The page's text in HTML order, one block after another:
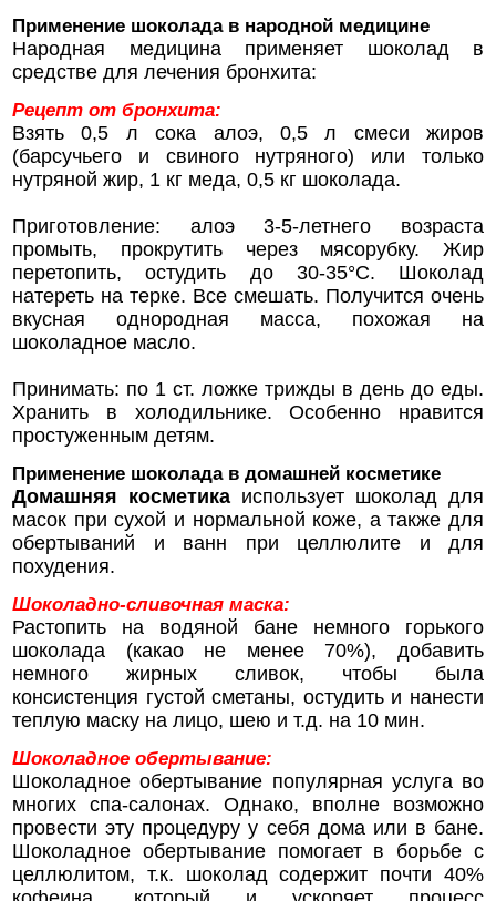
Применение шоколада в народной медицине
Народная медицина применяет шоколад в
средстве для лечения бронхита:
Рецепт от бронхита:
Взять 0,5 л сока алоэ, 0,5 л смеси жиров
(барсучьего и свиного нутряного) или только
нутряной жир, 1 кг меда, 0,5 кг шоколада.
Приготовление: алоэ 3-5-летнего возраста
промыть, прокрутить через мясорубку. Жир
перетопить, остудить до 30-35°С. Шоколад
натереть на терке. Все смешать. Получится очень
вкусная однородная масса, похожая на
шоколадное масло.
Принимать: по 1 ст. ложке трижды в день до еды.
Хранить в холодильнике. Особенно нравится
простуженным детям.
Применение шоколада в домашней косметике
Домашняя косметика использует шоколад для
масок при сухой и нормальной коже, а также для
обертываний и ванн при целлюлите и для
похудения.
Шоколадно-сливочная маска:
Растопить на водяной бане немного горького
шоколада (какао не менее 70%), добавить
немного жирных сливок, чтобы была
консистенция густой сметаны, остудить и нанести
теплую маску на лицо, шею и т.д. на 10 мин.
Шоколадное обертывание:
Шоколадное обертывание популярная услуга во
многих спа-салонах. Однако, вполне возможно
провести эту процедуру у себя дома или в бане.
Шоколадное обертывание помогает в борьбе с
целлюлитом, т.к. шоколад содержит почти 40%